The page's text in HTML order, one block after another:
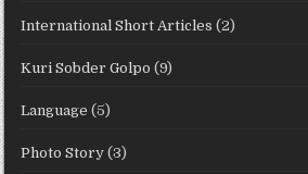
International Short Articles (2)
Kuri Sobder Golpo (9)
Language (5)
Photo Story (3)